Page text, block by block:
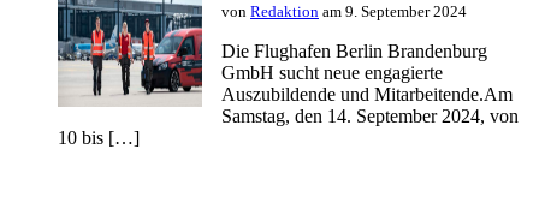
von Redaktion am 9. September 2024
Die Flughafen Berlin Brandenburg
GmbH sucht neue engagierte
Auszubildende und Mitarbeitende.Am
Samstag, den 14. September 2024, von
10 bis […]